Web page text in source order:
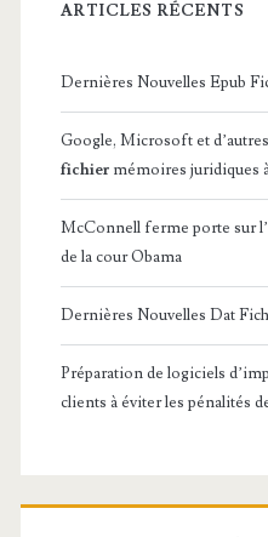
ARTICLES RÉCENTS
Dernières Nouvelles Epub
Google, Microsoft et
fichier mémoires juridiques
McConnell ferme porte sur
de la cour Obama
Dernières Nouvelles Dat
Préparation de logiciels
clients à éviter les pénalités